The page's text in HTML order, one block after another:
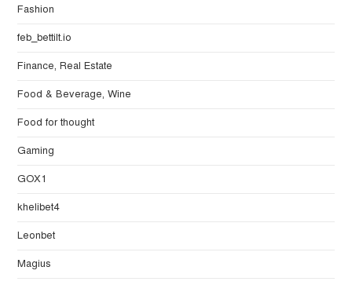
Fashion
feb_bettilt.io
Finance, Real Estate
Food & Beverage, Wine
Food for thought
Gaming
GOX1
khelibet4
Leonbet
Magius